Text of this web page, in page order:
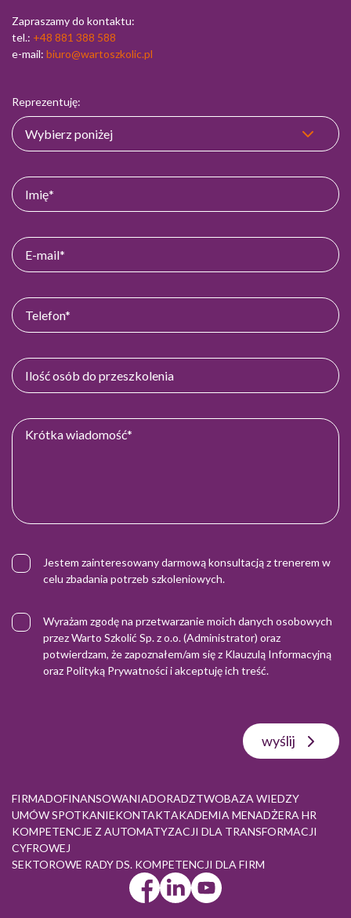
Zapraszamy do kontaktu:
tel.: +48 881 388 588
e-mail: biuro@wartoszkolic.pl
Reprezentuję:
Jestem zainteresowany darmową konsultacją z trenerem w
celu zbadania potrzeb szkoleniowych.
Wyrażam zgodę na przetwarzanie moich danych osobowych
przez Warto Szkolić Sp. z o.o. (Administrator) oraz
potwierdzam, że zapoznałem/am się z Klauzulą Informacyjną
oraz Polityką Prywatnościi akceptuję ich treść.
wyślij
FIRMADOFINANSOWANIADORADZTWOBAZA WIEDZY
UMÓW SPOTKANIEKONTAKTAKADEMIA MENADŻERA HR
KOMPETENCJE Z AUTOMATYZACJI DLA TRANSFORMACJI
CYFROWEJ
SEKTOROWE RADY DS. KOMPETENCJI DLA FIRM